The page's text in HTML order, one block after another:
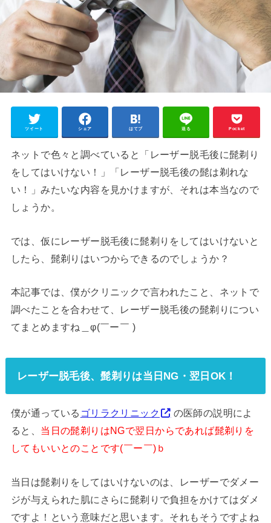
ツイート シェア はてブ 送る Pocket
ネットで色々と調べていると「レーザー脱毛後に髭剃り
をしてはいけない！」「レーザー脱毛後の髭は剃れな
い！」みたいな内容を見かけますが、それは本当なので
しょうか。
では、仮にレーザー脱毛後に髭剃りをしてはいけないと
したら、髭剃りはいつからできるのでしょうか？
本記事では、僕がクリニックで言われたこと、ネットで
調べたことを合わせて、レーザー脱毛後の髭剃りについ
てまとめますね＿φ(￣ー￣ )
レーザー脱毛後、髭剃りは当日NG・翌日OK！
僕が通っている ゴリラクリニック
の医師の説明によ
ると、 当日の髭剃りはNGで翌日からであれば髭剃りを
してもいいとのことです(￣ー￣)ｂ
当日は髭剃りをしてはいけないのは、レーザーでダメー
ジが与えられた肌にさらに髭剃りで負担をかけてはダメ
ですよ！という意味だと思います。それもそうですよね